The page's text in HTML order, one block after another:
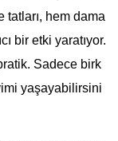
hem dama
bir etki yaratıyor.
Sadece birk
yaşayabilirsini